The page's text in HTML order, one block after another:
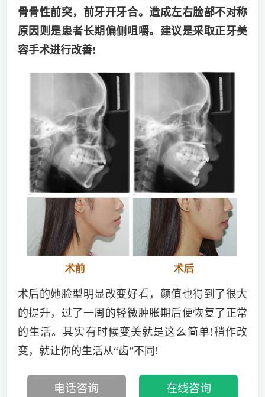
骨骨性前突，前牙开牙合。造成左右脸部不对称
原因则是患者长期偏侧咀嚼。建议是采取正牙美
容手术进行改善!
术后的她脸型明显改变好看，颜值也得到了很大
的提升，过了一周的轻微肿胀期后便恢复了正常
的生活。其实有时候变美就是这么简单!稍作改
变，就让你的生活从“齿”不同!
电话咨询 在线咨询